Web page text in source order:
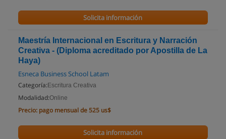
Solicita información
Maestría Internacional en Escritura y Narración
Creativa - (Diploma acreditado por Apostilla de La
Haya)
Esneca Business School Latam
Categoría: Escritura Creativa
Modalidad:Online
Precio: pago mensual de 525 us$
Solicita información